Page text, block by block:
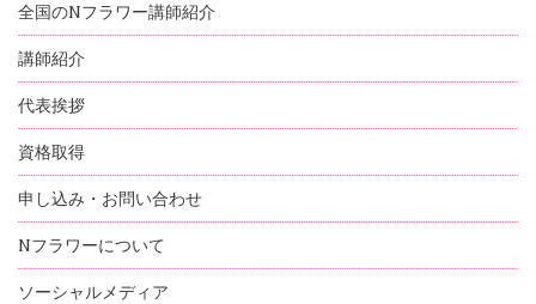
全国のNフラワー講師紹介
講師紹介
代表挨拶
資格取得
申し込み・お問い合わせ
Nフラワーについて
ソーシャルメディア